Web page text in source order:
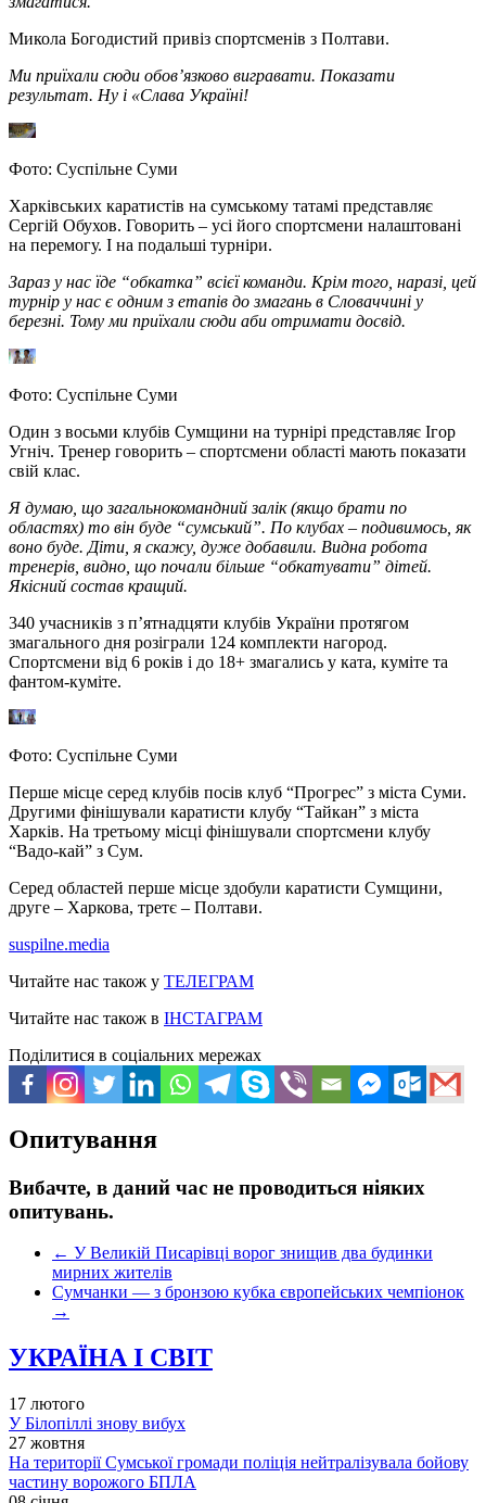
Микола Богодистий привіз спортсменів з Полтави.
Ми приїхали сюди обов’язково вигравати. Показати
результат. Ну і «Слава Україні!
Фото: Суспільне Суми
Харківських каратистів на сумському татамі представляє
Сергій Обухов. Говорить – усі його спортсмени налаштовані
на перемогу. І на подальші турніри.
Зараз у нас їде “обкатка” всієї команди. Крім того, наразі, цей
турнір у нас є одним з етапів до змагань в Словаччині у
березні. Тому ми приїхали сюди аби отримати досвід.
Фото: Суспільне Суми
Один з восьми клубів Сумщини на турнірі представляє Ігор
Угніч. Тренер говорить – спортсмени області мають показати
свій клас.
Я думаю, що загальнокомандний залік (якщо брати по
областях) то він буде “сумський”. По клубах – подивимось, як
воно буде. Діти, я скажу, дуже добавили. Видна робота
тренерів, видно, що почали більше “обкатувати” дітей.
Якісний состав кращий.
340 учасників з п’ятнадцяти клубів України протягом
змагального дня розіграли 124 комплекти нагород.
Спортсмени від 6 років і до 18+ змагались у ката, куміте та
фантом-куміте.
Фото: Суспільне Суми
Перше місце серед клубів посів клуб “Прогрес” з міста Суми.
Другими фінішували каратисти клубу “Тайкан” з міста
Харків. На третьому місці фінішували спортсмени клубу
“Вадо-кай” з Сум.
Серед областей перше місце здобули каратисти Сумщини,
друге – Харкова, третє – Полтави.
suspilne.media
Читайте нас також у ТЕЛЕГРАМ
Читайте нас також в ІНСТАГРАМ
Поділитися в соціальних мережах
Опитування
Вибачте, в даний час не проводиться ніяких
опитувань.
← У Великій Писарівці ворог знищив два будинки
мирних жителів
Сумчанки — з бронзою кубка європейських чемпіонок
→
УКРАЇНА І СВІТ
17 лютого
У Білопіллі знову вибух
27 жовтня
На території Сумської громади поліція нейтралізувала бойову
частину ворожого БПЛА